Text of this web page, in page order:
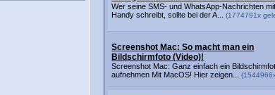
Wer seine SMS- und WhatsApp-Nachrichten
Handy schreibt, sollte bei der A...(1774791x
Screenshot Mac: So macht man ein
Bildschirmfoto (Video)!
Screenshot Mac: Ganz einfach ein
aufnehmen Mit MacOS! Hier zeigen...